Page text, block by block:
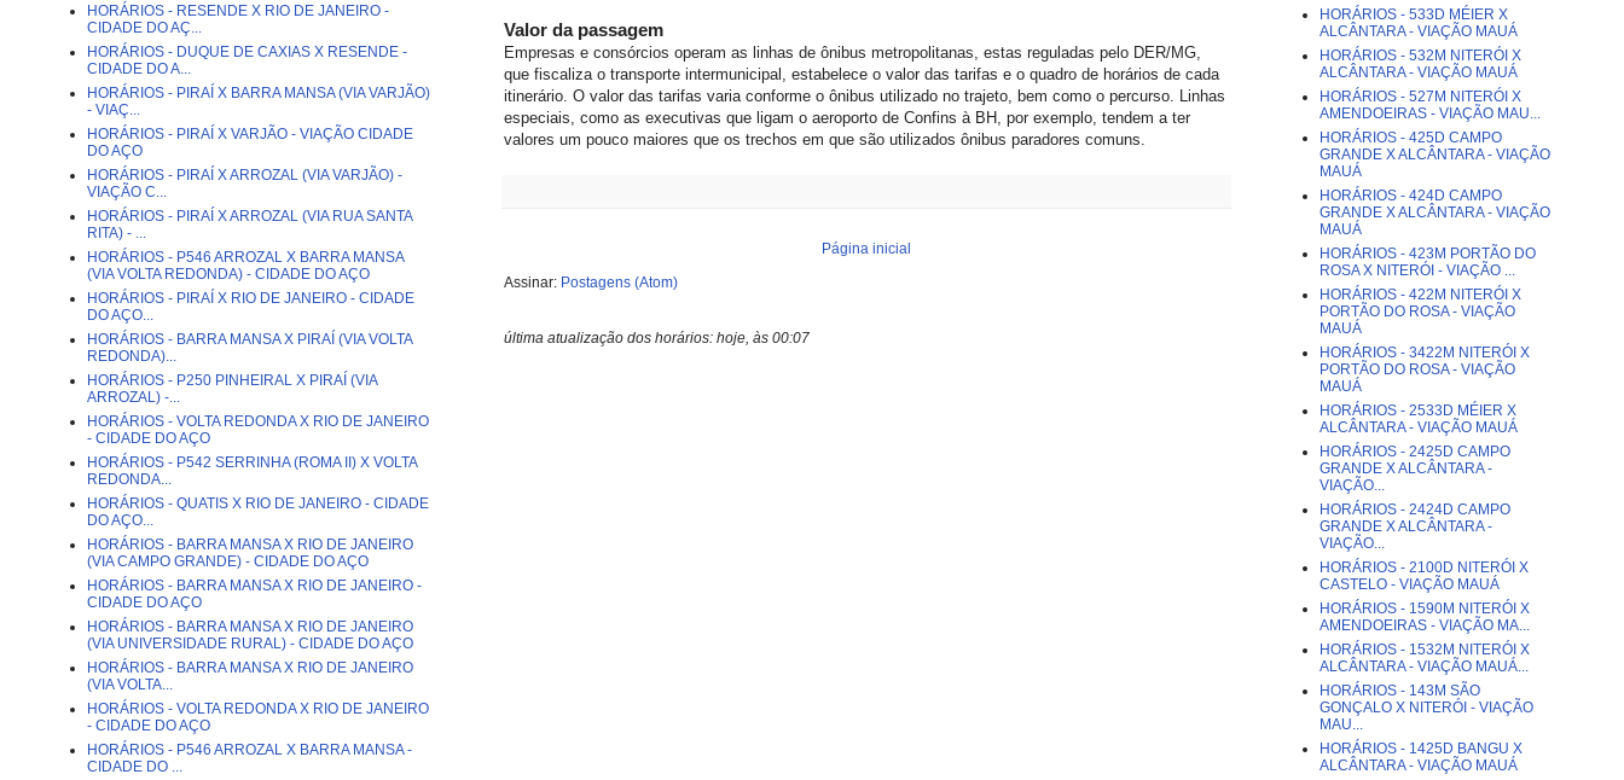
Valor da passagem
Empresas e consórcios operam as linhas de ônibus metropolitanas, estas reguladas pelo DER/MG,
que fiscaliza o transporte intermunicipal, estabelece o valor das tarifas e o quadro de horários de cada
itinerário. O valor das tarifas varia conforme o ônibus utilizado no trajeto, bem como o percurso. Linhas
especiais, como as executivas que ligam o aeroporto de Confins à BH, por exemplo, tendem a ter
valores um pouco maiores que os trechos em que são utilizados ônibus paradores comuns.
Página inicial
Assinar: Postagens (Atom)
última atualização dos horários: hoje, às 00:07
HORÁRIOS - RESENDE X RIO DE JANEIRO -
CIDADE DO AÇ...
HORÁRIOS - DUQUE DE CAXIAS X RESENDE -
CIDADE DO A...
HORÁRIOS - PIRAÍ X BARRA MANSA (VIA VARJÃO)
- VIAÇ...
HORÁRIOS - PIRAÍ X VARJÃO - VIAÇÃO CIDADE
DO AÇO
HORÁRIOS - PIRAÍ X ARROZAL (VIA VARJÃO) -
VIAÇÃO C...
HORÁRIOS - PIRAÍ X ARROZAL (VIA RUA SANTA
RITA) - ...
HORÁRIOS - P546 ARROZAL X BARRA MANSA
(VIA VOLTA REDONDA) - CIDADE DO AÇO
HORÁRIOS - PIRAÍ X RIO DE JANEIRO - CIDADE
DO AÇO...
HORÁRIOS - BARRA MANSA X PIRAÍ (VIA VOLTA
REDONDA)...
HORÁRIOS - P250 PINHEIRAL X PIRAÍ (VIA
ARROZAL) -...
HORÁRIOS - VOLTA REDONDA X RIO DE JANEIRO
- CIDADE DO AÇO
HORÁRIOS - P542 SERRINHA (ROMA II) X VOLTA
REDONDA...
HORÁRIOS - QUATIS X RIO DE JANEIRO - CIDADE
DO AÇO...
HORÁRIOS - BARRA MANSA X RIO DE JANEIRO
(VIA CAMPO GRANDE) - CIDADE DO AÇO
HORÁRIOS - BARRA MANSA X RIO DE JANEIRO -
CIDADE DO AÇO
HORÁRIOS - BARRA MANSA X RIO DE JANEIRO
(VIA UNIVERSIDADE RURAL) - CIDADE DO AÇO
HORÁRIOS - BARRA MANSA X RIO DE JANEIRO
(VIA VOLTA...
HORÁRIOS - VOLTA REDONDA X RIO DE JANEIRO
- CIDADE DO AÇO
HORÁRIOS - P546 ARROZAL X BARRA MANSA -
CIDADE DO ...
HORÁRIOS - 533D MÉIER X
ALCÂNTARA - VIAÇÃO MAUÁ
HORÁRIOS - 532M NITERÓI X
ALCÂNTARA - VIAÇÃO MAUÁ
HORÁRIOS - 527M NITERÓI X
AMENDOEIRAS - VIAÇÃO MAU...
HORÁRIOS - 425D CAMPO
GRANDE X ALCÂNTARA - VIAÇÃO
MAUÁ
HORÁRIOS - 424D CAMPO
GRANDE X ALCÂNTARA - VIAÇÃO
MAUÁ
HORÁRIOS - 423M PORTÃO DO
ROSA X NITERÓI - VIAÇÃO ...
HORÁRIOS - 422M NITERÓI X
PORTÃO DO ROSA - VIAÇÃO
MAUÁ
HORÁRIOS - 3422M NITERÓI X
PORTÃO DO ROSA - VIAÇÃO
MAUÁ
HORÁRIOS - 2533D MÉIER X
ALCÂNTARA - VIAÇÃO MAUÁ
HORÁRIOS - 2425D CAMPO
GRANDE X ALCÂNTARA -
VIAÇÃO...
HORÁRIOS - 2424D CAMPO
GRANDE X ALCÂNTARA -
VIAÇÃO...
HORÁRIOS - 2100D NITERÓI X
CASTELO - VIAÇÃO MAUÁ
HORÁRIOS - 1590M NITERÓI X
AMENDOEIRAS - VIAÇÃO MA...
HORÁRIOS - 1532M NITERÓI X
ALCÂNTARA - VIAÇÃO MAUÁ...
HORÁRIOS - 143M SÃO
GONÇALO X NITERÓI - VIAÇÃO
MAU...
HORÁRIOS - 1425D BANGU X
ALCÂNTARA - VIAÇÃO MAUÁ